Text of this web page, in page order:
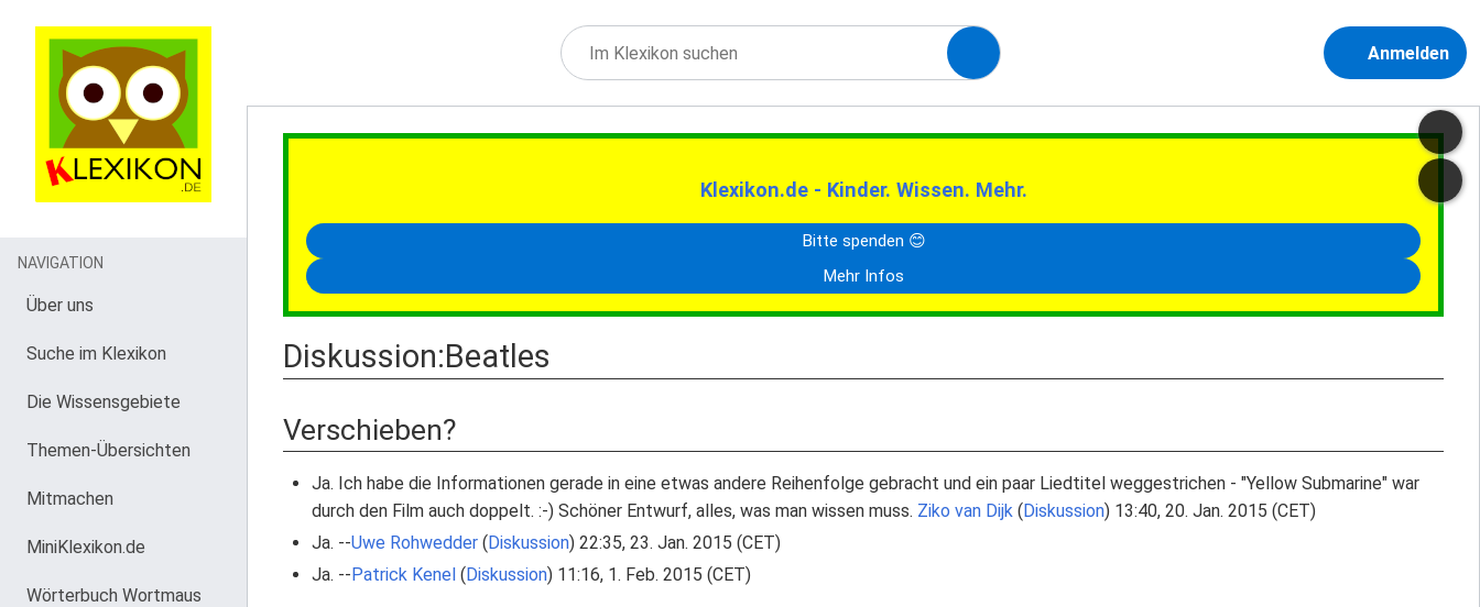
Anmelden
Klexikon.de - Kinder. Wissen. Mehr.
Bitte spenden 😊
Mehr Infos
Diskussion:Beatles
Verschieben?
Ja. Ich habe die Informationen gerade in eine etwas andere Reihenfolge gebracht und ein paar Liedtitel weggestrichen - "Yellow Submarine" war
durch den Film auch doppelt. :-) Schöner Entwurf, alles, was man wissen muss. Ziko van Dijk(Diskussion) 13:40, 20. Jan. 2015 (CET)
Ja. --Uwe Rohwedder(Diskussion) 22:35, 23. Jan. 2015 (CET)
Ja. --Patrick Kenel(Diskussion) 11:16, 1. Feb. 2015 (CET)
NAVIGATION
Über uns
Suche im Klexikon
Die Wissensgebiete
Themen-Übersichten
Mitmachen
MiniKlexikon.de
Wörterbuch Wortmaus